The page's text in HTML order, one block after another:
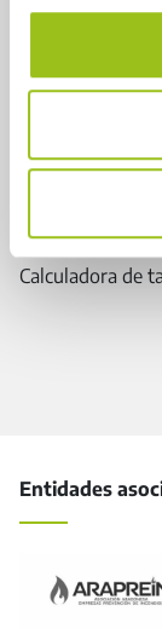
AESSIA
Plataforma
Pegasso
Calculadora de
Entidades